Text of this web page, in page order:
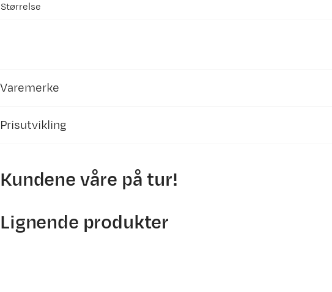
Størrelse
Varemerke
Prisutvikling
3000
3500
Kundene våre på tur!
Lignende produkter